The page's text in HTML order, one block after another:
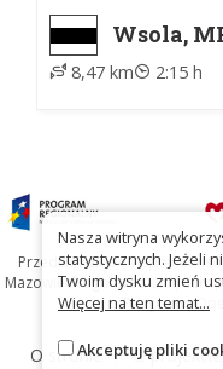
Wsola,
8,47 km 2:15 h
Przedsięwzięcie
Mazowieckiego oraz Unię
Programu
O stronie O projekcie
Nasza witryna
statystycznych. Jeżeli
Twoim dysku zmień
Więcej na ten temat...
Akceptuję pliki